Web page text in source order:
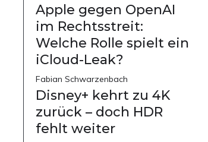
Apple gegen OpenAI
im Rechtsstreit:
Welche Rolle spielt ein
iCloud-Leak?
Fabian Schwarzenbach
Disney+ kehrt zu 4K
zurück – doch HDR
fehlt weiter